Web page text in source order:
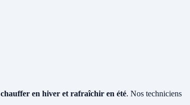
chauffer en hiver et rafraîchir en été. Nos techniciens